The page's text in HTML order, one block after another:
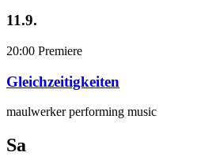
11.9.
20:00 Premiere
Gleichzeitigkeiten
maulwerker performing music
Sa